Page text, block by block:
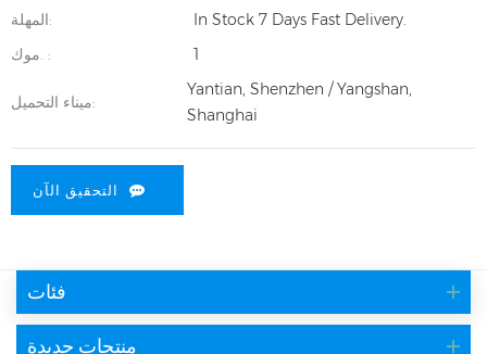
المهلة:
In Stock 7 Days Fast Delivery.
موك. :
1
ميناء التحميل:
Yantian, Shenzhen / Yangshan,
Shanghai
التحقيق الآن
فئات
منتجات جديدة